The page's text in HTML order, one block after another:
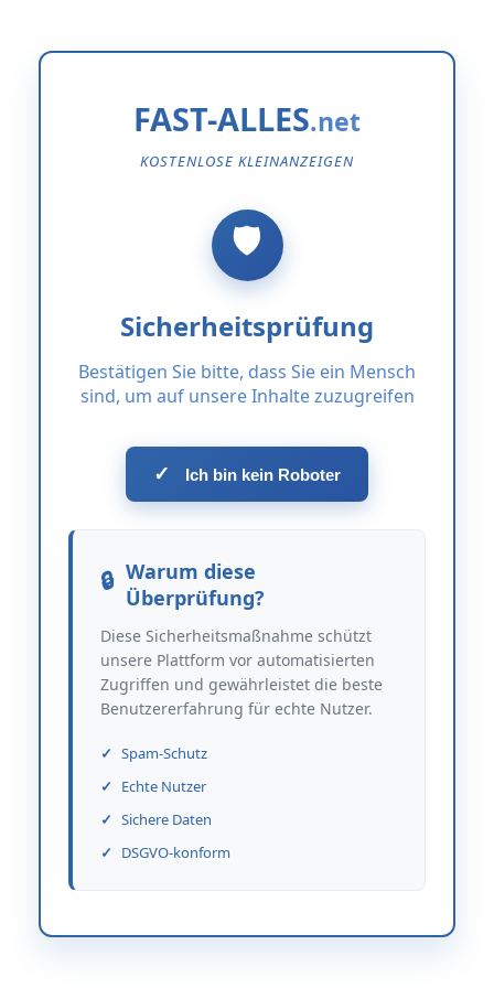
FAST-ALLES
KOSTENLOSE KLEINANZEIGEN
Sicherheitsprüfung
Bestätigen Sie bitte, dass Sie ein Mensch
sind, um auf unsere Inhalte zuzugreifen
✓ Ich bin kein Roboter
Warum diese
Überprüfung?
Diese Sicherheitsmaßnahme schützt
unsere Plattform vor automatisierten
Zugriffen und gewährleistet die beste
Benutzererfahrung für echte Nutzer.
Spam-Schutz
Echte Nutzer
Sichere Daten
DSGVO-konform